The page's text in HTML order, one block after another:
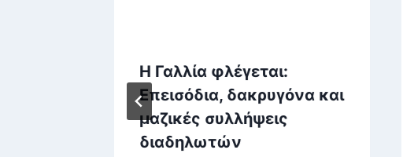
Η Γαλλία φλέγεται:
Επεισόδια, δακρυγόνα και
μαζικές συλλήψεις
διαδηλωτών